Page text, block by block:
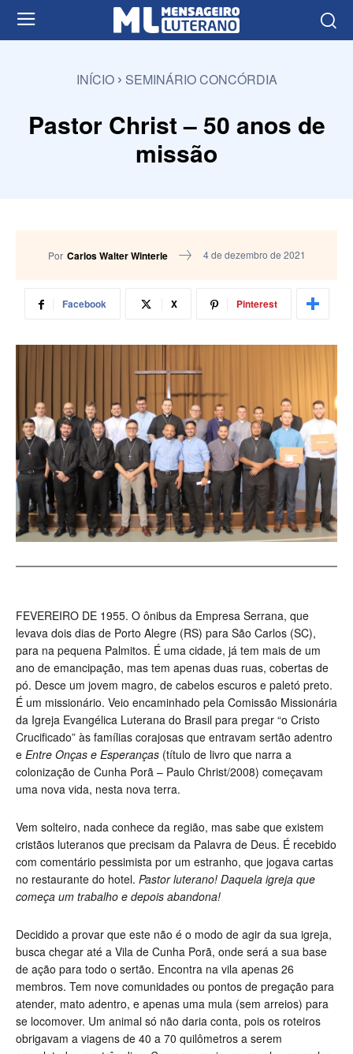
INÍCIO SEMINÁRIO CONCÓRDIA
Pastor Christ – 50 anos de
missão
Por Carlos Walter Winterle 4 de dezembro de 2021
Facebook X Pinterest
FEVEREIRO DE 1955. O ônibus da Empresa Serrana, que
levava dois dias de Porto Alegre (RS) para São Carlos (SC),
para na pequena Palmitos. É uma cidade, já tem mais de um
ano de emancipação, mas tem apenas duas ruas, cobertas de
pó. Desce um jovem magro, de cabelos escuros e paletó preto.
É um missionário. Veio encaminhado pela Comissão Missionária
da Igreja Evangélica Luterana do Brasil para pregar “o Cristo
Crucificado” às famílias corajosas que entravam sertão adentro
e Entre Onças e Esperanças (título de livro que narra a
colonização de Cunha Porã – Paulo Christ/2008) começavam
uma nova vida, nesta nova terra.
Vem solteiro, nada conhece da região, mas sabe que existem
cristãos luteranos que precisam da Palavra de Deus. É recebido
com comentário pessimista por um estranho, que jogava cartas
no restaurante do hotel. Pastor luterano! Daquela igreja que
começa um trabalho e depois abandona!
Decidido a provar que este não é o modo de agir da sua igreja,
busca chegar até a Vila de Cunha Porã, onde será a sua base
de ação para todo o sertão. Encontra na vila apenas 26
membros. Tem nove comunidades ou pontos de pregação para
atender, mato adentro, e apenas uma mula (sem arreios) para
se locomover. Um animal só não daria conta, pois os roteiros
obrigavam a viagens de 40 a 70 quilômetros a serem